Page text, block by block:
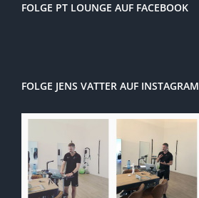
FOLGE PT LOUNGE AUF FACEBOOK
FOLGE JENS VATTER AUF INSTAGRAM